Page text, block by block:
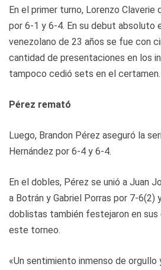
En el primer turno, Lorenzo
por 6-1 y 6-4. En su debut absoluto
venezolano de 23 años se fue con
cantidad de presentaciones en los
tampoco cedió sets en el certamen.
Pérez remató
Luego, Brandon Pérez aseguró la
Hernández por 6-4 y 6-4.
En el dobles, Pérez se unió a Juan
a Botrán y Gabriel Porras por 7-6(2)
doblistas también festejaron en
este torneo.
«Un sentimiento inmenso de orgullo